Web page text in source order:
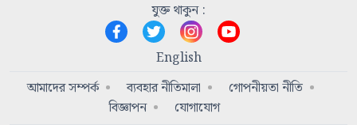
যুক্ত থাকুন :
English
আমাদের সম্পর্ক
ব্যবহার নীতিমালা
গোপনীয়তা নীতি
বিজ্ঞাপন
যোগাযোগ